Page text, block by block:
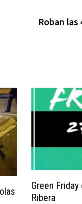
Roban las
Green
Ribera